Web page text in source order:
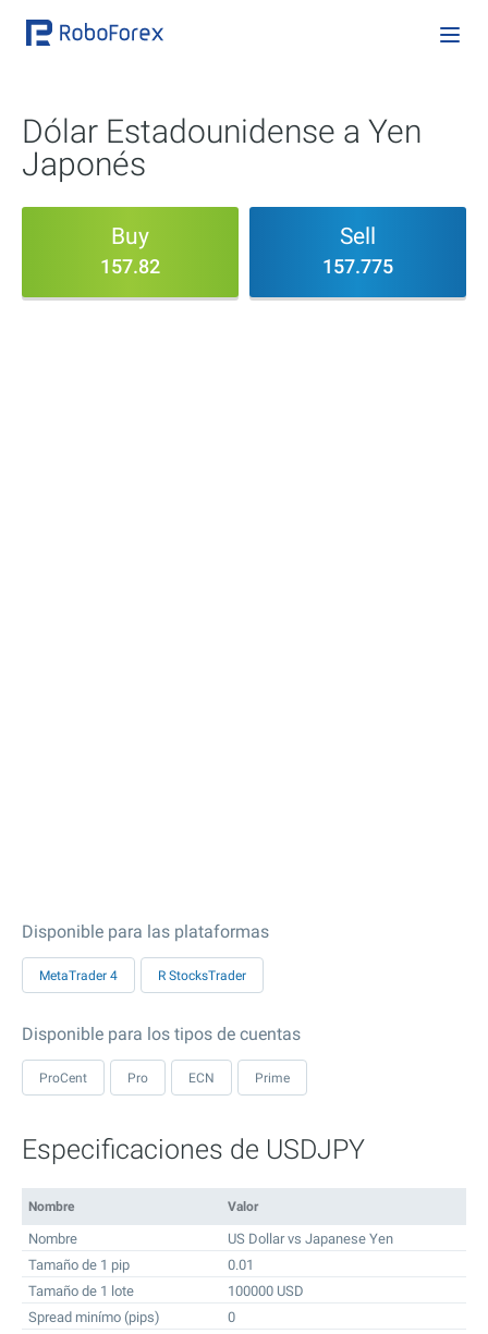
Dólar Estadounidense a Yen
Japonés
Buy
157.82
Sell
157.775
Disponible para las plataformas
MetaTrader 4 R StocksTrader
Disponible para los tipos de cuentas
ProCent Pro ECN Prime
Especificaciones de USDJPY
Nombre Valor
Nombre
US Dollar vs Japanese Yen
Tamaño de 1 pip
0.01
Tamaño de 1 lote
100000 USD
Spread minímo (pips)
0